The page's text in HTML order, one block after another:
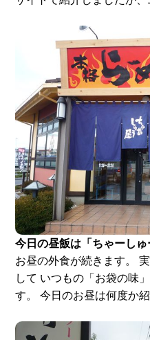
今日の昼飯は「ちゃーしゅ
お昼の外食が続きます。
して いつもの「お袋の味
す。 今日のお昼は何度か